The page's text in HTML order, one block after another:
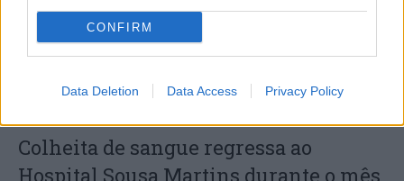
CONFIRM
Data Deletion Data Access Privacy Policy
Colheita de sangue regressa ao
Hospital Sousa Martins durante o mês